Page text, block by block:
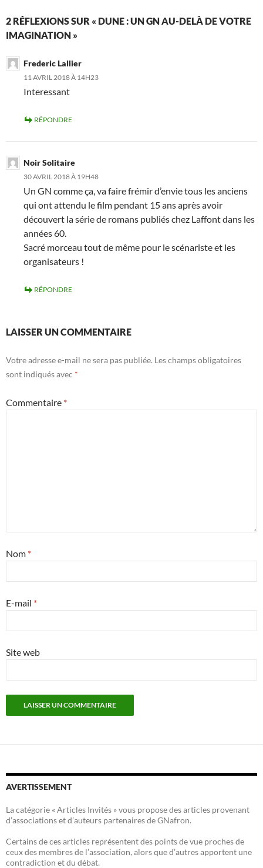
2 RÉFLEXIONS SUR « DUNE : UN GN AU-DELÀ DE VOTRE
IMAGINATION »
Frederic Lallier
11 AVRIL 2018 À 14H23
Interessant
RÉPONDRE
Noir Solitaire
30 AVRIL 2018 À 19H48
Un GN comme ça, va faire frémir d’envie tous les anciens
qui ont attendu le film pendant 15 ans après avoir
découvert la série de romans publiés chez Laffont dans les
années 60.
Sacré morceau tout de même pour le scénariste et les
organisateurs !
RÉPONDRE
LAISSER UN COMMENTAIRE
Votre adresse e-mail ne sera pas publiée. Les champs obligatoires
sont indiqués avec *
Commentaire *
Nom *
E-mail *
Site web
AVERTISSEMENT
La catégorie « Articles Invités » vous propose des articles provenant
d’associations et d’auteurs partenaires de GNafron.
Certains de ces articles représentent des points de vue proches de
ceux des membres de l’association, alors que d’autres apportent une
contradiction et du débat.